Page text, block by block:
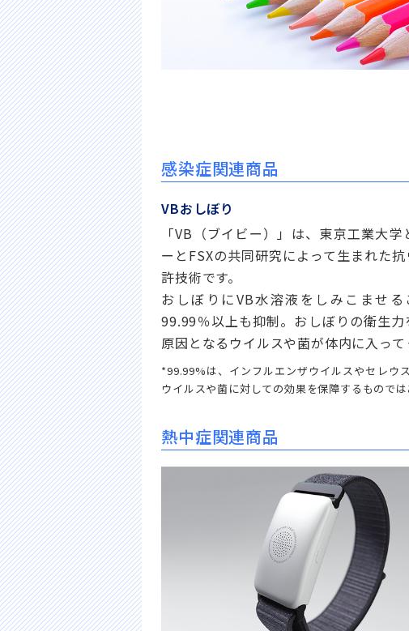
感染症関連商品
VBおしぼり
「VB（ブイビー）」は、東京工業大
ーとFSXの共同研究によって生まれた
許技術です。
おしぼりにVB水溶液をしみこませ
99.99％以上も抑制。おしぼりの衛生
原因となるウイルスや菌が体内に入って
*99.99%は、インフルエンザウイルスやセレウ
ウイルスや菌に対しての効果を保障するものでは
熱中症関連商品